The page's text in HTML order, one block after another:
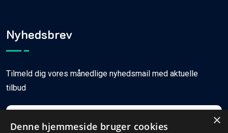
Nyhedsbrev
Tilmeld dig vores månedlige nyhedsmail med aktuelle
tilbud
×
Denne hjemmeside bruger cookies